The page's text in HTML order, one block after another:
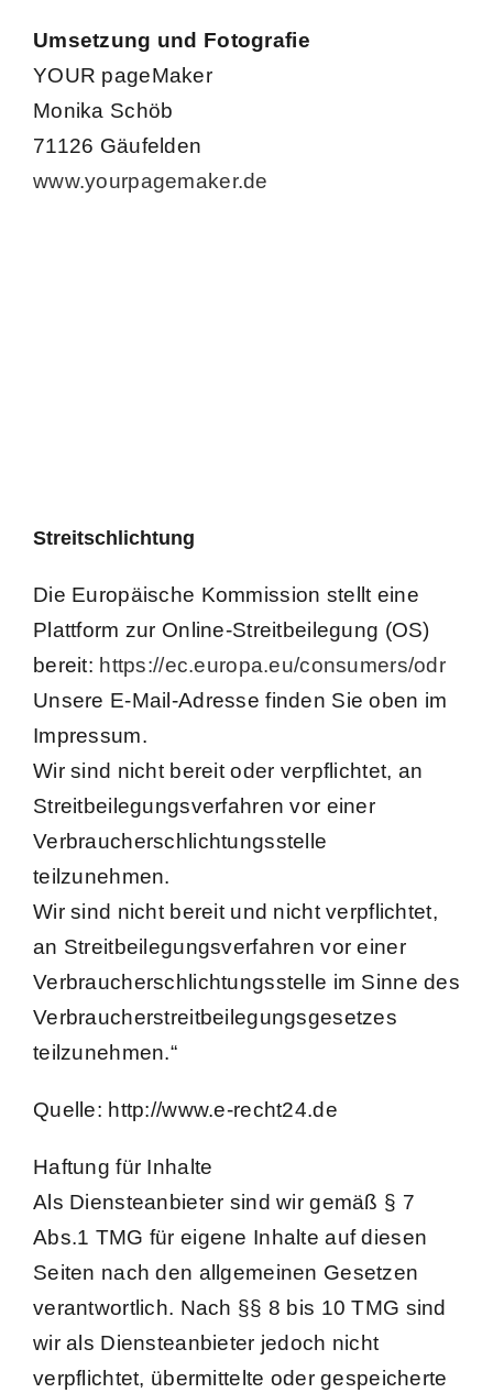
Umsetzung und Fotografie
YOUR pageMaker
Monika Schöb
71126 Gäufelden
www.yourpagemaker.de
Streitschlichtung
Die Europäische Kommission stellt eine
Plattform zur Online-Streitbeilegung (OS)
bereit: https://ec.europa.eu/consumers/odr
Unsere E-Mail-Adresse finden Sie oben im
Impressum.
Wir sind nicht bereit oder verpflichtet, an
Streitbeilegungsverfahren vor einer
Verbraucherschlichtungsstelle
teilzunehmen.
Wir sind nicht bereit und nicht verpflichtet,
an Streitbeilegungsverfahren vor einer
Verbraucherschlichtungsstelle im Sinne des
Verbraucherstreitbeilegungsgesetzes
teilzunehmen.“
Quelle: http://www.e-recht24.de
Haftung für Inhalte
Als Diensteanbieter sind wir gemäß § 7
Abs.1 TMG für eigene Inhalte auf diesen
Seiten nach den allgemeinen Gesetzen
verantwortlich. Nach §§ 8 bis 10 TMG sind
wir als Diensteanbieter jedoch nicht
verpflichtet, übermittelte oder gespeicherte